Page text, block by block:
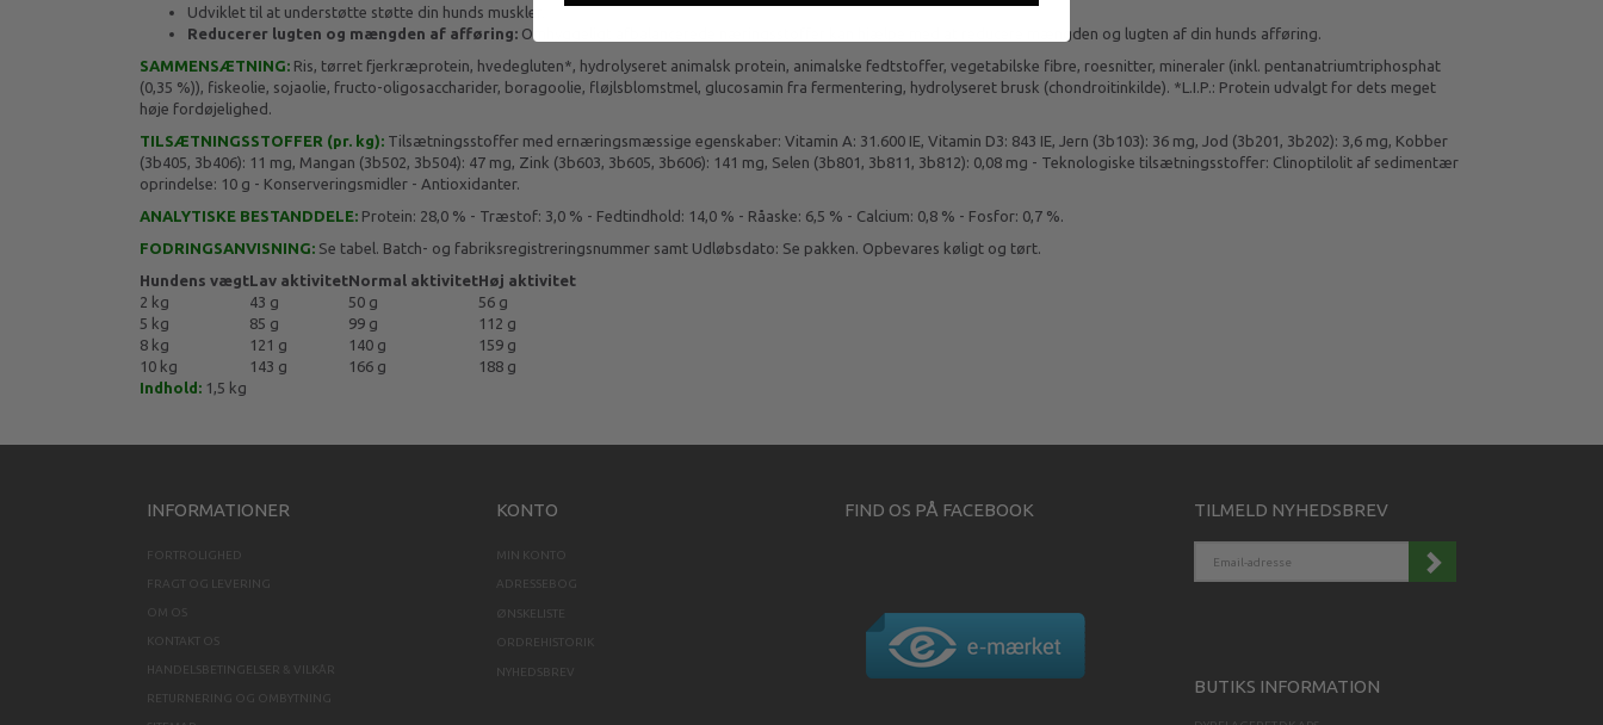
Udviklet til at understøtte støtte din hunds muskler.
Reducerer lugten og mængden af afføring: Omhyggeligt afbalancerede næringsstoffer kan hjælpe med at reducere mængden og lugten af din hunds afføring.
SAMMENSÆTNING: Ris, tørret fjerkræprotein, hvedegluten*, hydrolyseret animalsk protein, animalske fedtstoffer, vegetabilske fibre, roesnitter, mineraler (inkl. pentanatriumtriphosphat
(0,35 %)), fiskeolie, sojaolie, fructo-oligosaccharider, boragoolie, fløjlsblomstmel, glucosamin fra fermentering, hydrolyseret brusk (chondroitinkilde). *L.I.P.: Protein udvalgt for dets meget
høje fordøjelighed.
TILSÆTNINGSSTOFFER (pr. kg): Tilsætningsstoffer med ernæringsmæssige egenskaber: Vitamin A: 31.600 IE, Vitamin D3: 843 IE, Jern (3b103): 36 mg, Jod (3b201, 3b202): 3,6 mg, Kobber
(3b405, 3b406): 11 mg, Mangan (3b502, 3b504): 47 mg, Zink (3b603, 3b605, 3b606): 141 mg, Selen (3b801, 3b811, 3b812): 0,08 mg - Teknologiske tilsætningsstoffer: Clinoptilolit af sedimentær
oprindelse: 10 g - Konserveringsmidler - Antioxidanter.
ANALYTISKE BESTANDDELE: Protein: 28,0 % - Træstof: 3,0 % - Fedtindhold: 14,0 % - Råaske: 6,5 % - Calcium: 0,8 % - Fosfor: 0,7 %.
FODRINGSANVISNING: Se tabel. Batch- og fabriksregistreringsnummer samt Udløbsdato: Se pakken. Opbevares køligt og tørt.
Hundens vægtLav aktivitetNormal aktivitetHøj aktivitet
2 kg
43 g 50 g
56 g
5 kg
85 g 99 g
112 g
8 kg
121 g 140 g
159 g
10 kg
143 g 166 g
188 g
Indhold: 1,5 kg
INFORMATIONER
FORTROLIGHED
FRAGT OG LEVERING
OM OS
KONTAKT OS
HANDELSBETINGELSER & VILKÅR
RETURNERING OG OMBYTNING
KONTO
MIN KONTO
ADRESSEBOG
ØNSKELISTE
ORDREHISTORIK
NYHEDSBREV
FIND OS PÅ FACEBOOK TILMELD NYHEDSBREV
ADRESSE
BUTIKS INFORMATION